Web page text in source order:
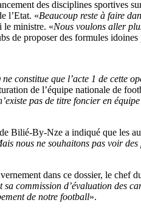
des disciplines sportives
l’Etat. «Beaucoup reste à faire
le ministre. «Nous voulons aller
proposer des formules
constitue que l’acte 1 de cette
de l’équipe nationale de
pas de titre foncier en
By-Nze a indiqué que les
nous ne souhaitons pas voir
dans ce dossier, le chef
commission d’évaluation des
de notre football».